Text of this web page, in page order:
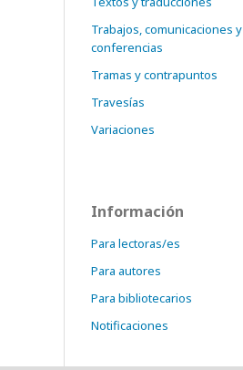
Trabajos, comunicaciones y
conferencias
Tramas y contrapuntos
Travesías
Variaciones
Información
Para lectoras/es
Para autores
Para bibliotecarios
Notificaciones